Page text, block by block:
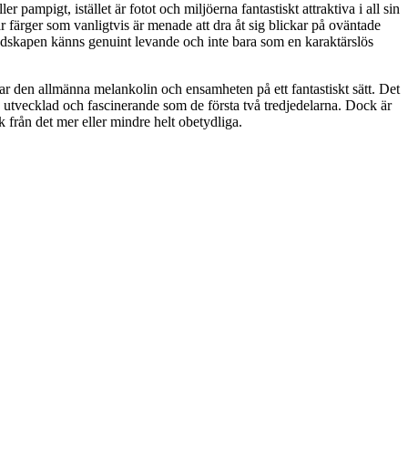
pampigt, istället är fotot och miljöerna fantastiskt attraktiva i all sin
som vanligtvis är menade att dra åt sig blickar på oväntade
känns genuint levande och inte bara som en karaktärslös
allmänna melankolin och ensamheten på ett fantastiskt sätt. Det
och fascinerande som de första två tredjedelarna. Dock är
från det mer eller mindre helt obetydliga.